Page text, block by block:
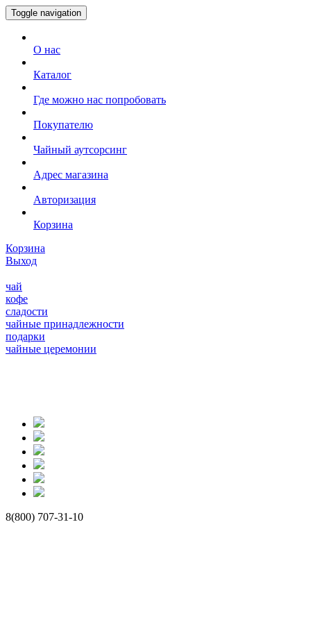
Toggle navigation
О нас
Каталог
Где можно нас попробовать
Покупателю
Чайный аутсорсинг
Адрес магазина
Авторизация
Корзина
Корзина
Выход
чай
кофе
сладости
чайные принадлежности
подарки
чайные церемонии
8(800) 707-31-10